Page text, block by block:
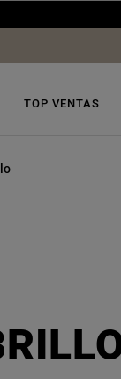
TOP VENTAS